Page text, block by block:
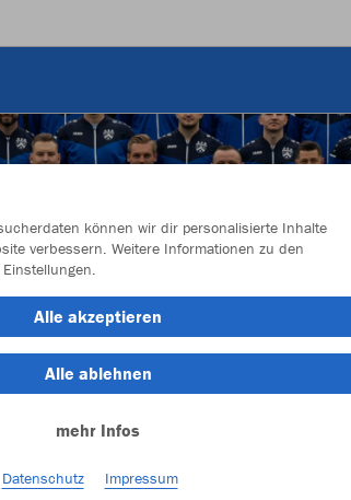
können wir dir personalisierte Inhalte
verbessern. Weitere Informationen zu den
Alle akzeptieren
Alle ablehnen
mehr Infos
Datenschutz Impressum